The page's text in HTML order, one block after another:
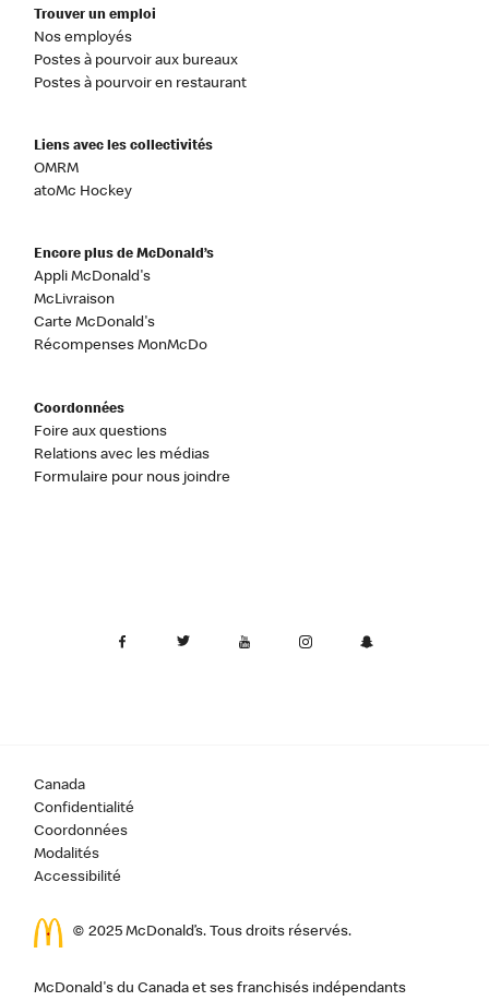
Trouver un emploi
Nos employés
Postes à pourvoir aux bureaux
Postes à pourvoir en restaurant
Liens avec les collectivités
OMRM
atoMc Hockey
Encore plus de McDonald’s
Appli McDonald's
McLivraison
Carte McDonald's
Récompenses MonMcDo
Coordonnées
Foire aux questions
Relations avec les médias
Formulaire pour nous joindre
Canada
Confidentialité
Coordonnées
Modalités
Accessibilité
© 2025 McDonald’s. Tous droits réservés.
McDonald's du Canada et ses franchisés indépendants